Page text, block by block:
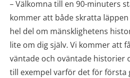
– Välkomna till en 90-minuters
kommer att både skratta
hel del om mänsklighetens
lite om dig själv. Vi kommer att
väntade och oväntade historier
till exempel varför det för första